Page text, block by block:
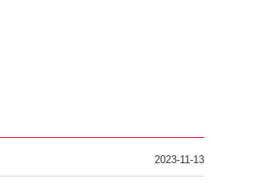
2023-11-13